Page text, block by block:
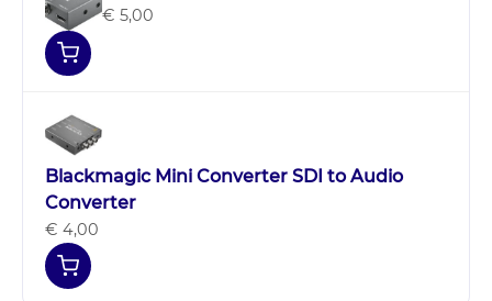
€ 5,00
Blackmagic Mini Converter SDI to Audio
Converter
€ 4,00